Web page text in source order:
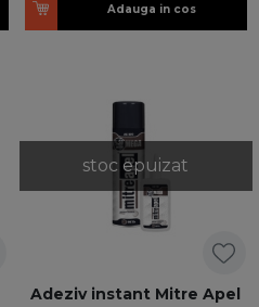
Adauga in cos
stoc epuizat
Adeziv instant Mitre Apel